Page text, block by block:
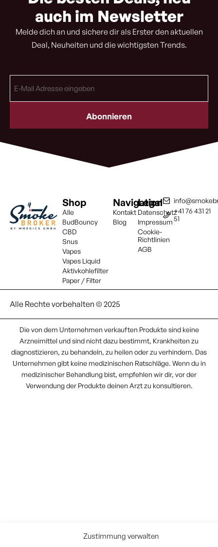
Zustimmung verwalten
auch im Newsletter
Melde dich an und sichere dir als Erster den aktuellen
Deal, Neuheiten und die wichtigsten Trends.
Mail
Shop
Alle
BudBouncy
CBD
Snus
Vapes
Vapes Liquid
Aktivkohlefilter
Paper / Filter
Navigation
Kontakt
Blog
Legal
Datenschutz
Impressum
Cookie-
Richtlinien
AGB
+41 76 431 21
51
Alle Rechte vorbehalten © 2025
Die von dem Unternehmen verkauften Produkte sind keine
Arzneimittel und sind nicht dazu bestimmt, Krankheiten zu
diagnostizieren, zu behandeln, zu heilen oder zu verhindern. Das
Unternehmen gibt keine medizinischen Ratschläge. Wenn du in
medizinischer Behandlung bist, empfehlen wir dir, vor der
Verwendung der Produkte deinen Arzt zu konsultieren.